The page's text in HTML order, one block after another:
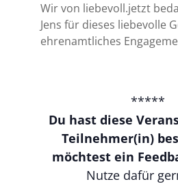
Wir von liebevoll.jetzt
Jens für dieses liebevolle
ehrenamtliches
*****
Du hast diese
Teilnehmer(in)
möchtest ein
Nutze dafür